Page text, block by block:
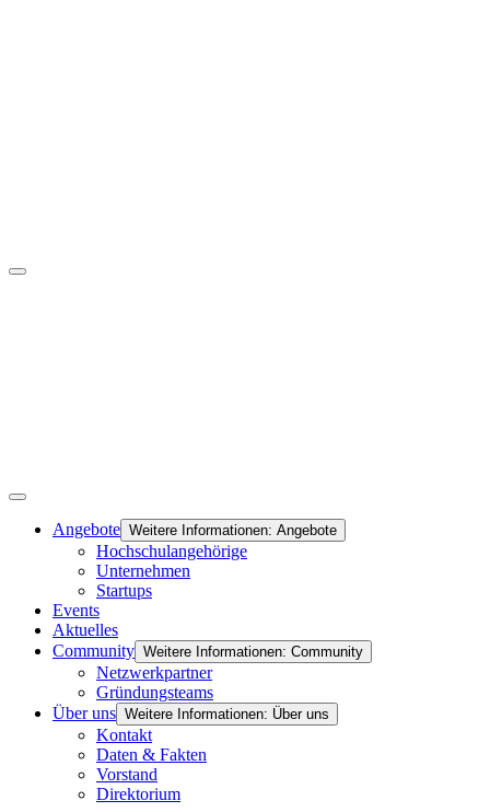
Angebote Weitere Informationen: Angebote
Hochschulangehörige
Unternehmen
Startups
Events
Aktuelles
Community Weitere Informationen: Community
Netzwerkpartner
Gründungsteams
Über uns Weitere Informationen: Über uns
Kontakt
Daten & Fakten
Vorstand
Direktorium